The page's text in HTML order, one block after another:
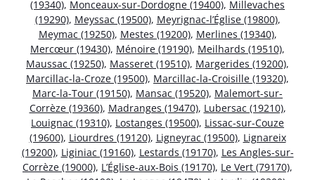
(19340), Monceaux-sur-Dordogne (19400), Millevaches
(19290), Meyssac (19500), Meyrignac-l’Église (19800),
Meymac (19250), Mestes (19200), Merlines (19340),
Mercœur (19430), Ménoire (19190), Meilhards (19510),
Maussac (19250), Masseret (19510), Margerides (19200),
Marcillac-la-Croze (19500), Marcillac-la-Croisille (19320),
Marc-la-Tour (19150), Mansac (19520), Malemort-sur-
Corrèze (19360), Madranges (19470), Lubersac (19210),
Louignac (19310), Lostanges (19500), Lissac-sur-Couze
(19600), Liourdres (19120), Ligneyrac (19500), Lignareix
(19200), Liginiac (19160), Lestards (19170), Les Angles-sur-
Corrèze (19000), L’Église-aux-Bois (19170), Le Vert (79170),